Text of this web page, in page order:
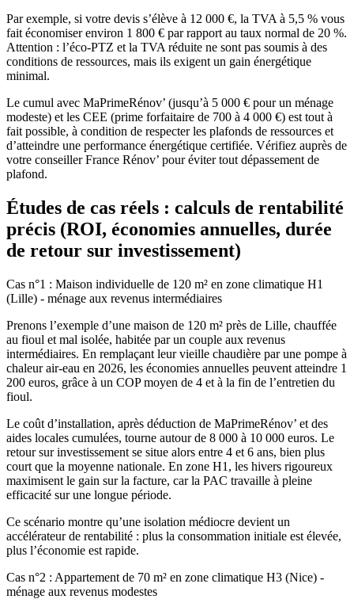
Par exemple, si votre devis s’élève à 12 000 €, la TVA à 5,5 % vous
fait économiser environ 1 800 € par rapport au taux normal de 20 %.
Attention : l’éco-PTZ et la TVA réduite ne sont pas soumis à des
conditions de ressources, mais ils exigent un gain énergétique
minimal.
Le cumul avec MaPrimeRénov’ (jusqu’à 5 000 € pour un ménage
modeste) et les CEE (prime forfaitaire de 700 à 4 000 €) est tout à
fait possible, à condition de respecter les plafonds de ressources et
d’atteindre une performance énergétique certifiée. Vérifiez auprès de
votre conseiller France Rénov’ pour éviter tout dépassement de
plafond.
Études de cas réels : calculs de rentabilité
précis (ROI, économies annuelles, durée
de retour sur investissement)
Cas n°1 : Maison individuelle de 120 m² en zone climatique H1
(Lille) - ménage aux revenus intermédiaires
Prenons l’exemple d’une maison de 120 m² près de Lille, chauffée
au fioul et mal isolée, habitée par un couple aux revenus
intermédiaires. En remplaçant leur vieille chaudière par une pompe à
chaleur air-eau en 2026, les économies annuelles peuvent atteindre 1
200 euros, grâce à un COP moyen de 4 et à la fin de l’entretien du
fioul.
Le coût d’installation, après déduction de MaPrimeRénov’ et des
aides locales cumulées, tourne autour de 8 000 à 10 000 euros. Le
retour sur investissement se situe alors entre 4 et 6 ans, bien plus
court que la moyenne nationale. En zone H1, les hivers rigoureux
maximisent le gain sur la facture, car la PAC travaille à pleine
efficacité sur une longue période.
Ce scénario montre qu’une isolation médiocre devient un
accélérateur de rentabilité : plus la consommation initiale est élevée,
plus l’économie est rapide.
Cas n°2 : Appartement de 70 m² en zone climatique H3 (Nice) -
ménage aux revenus modestes